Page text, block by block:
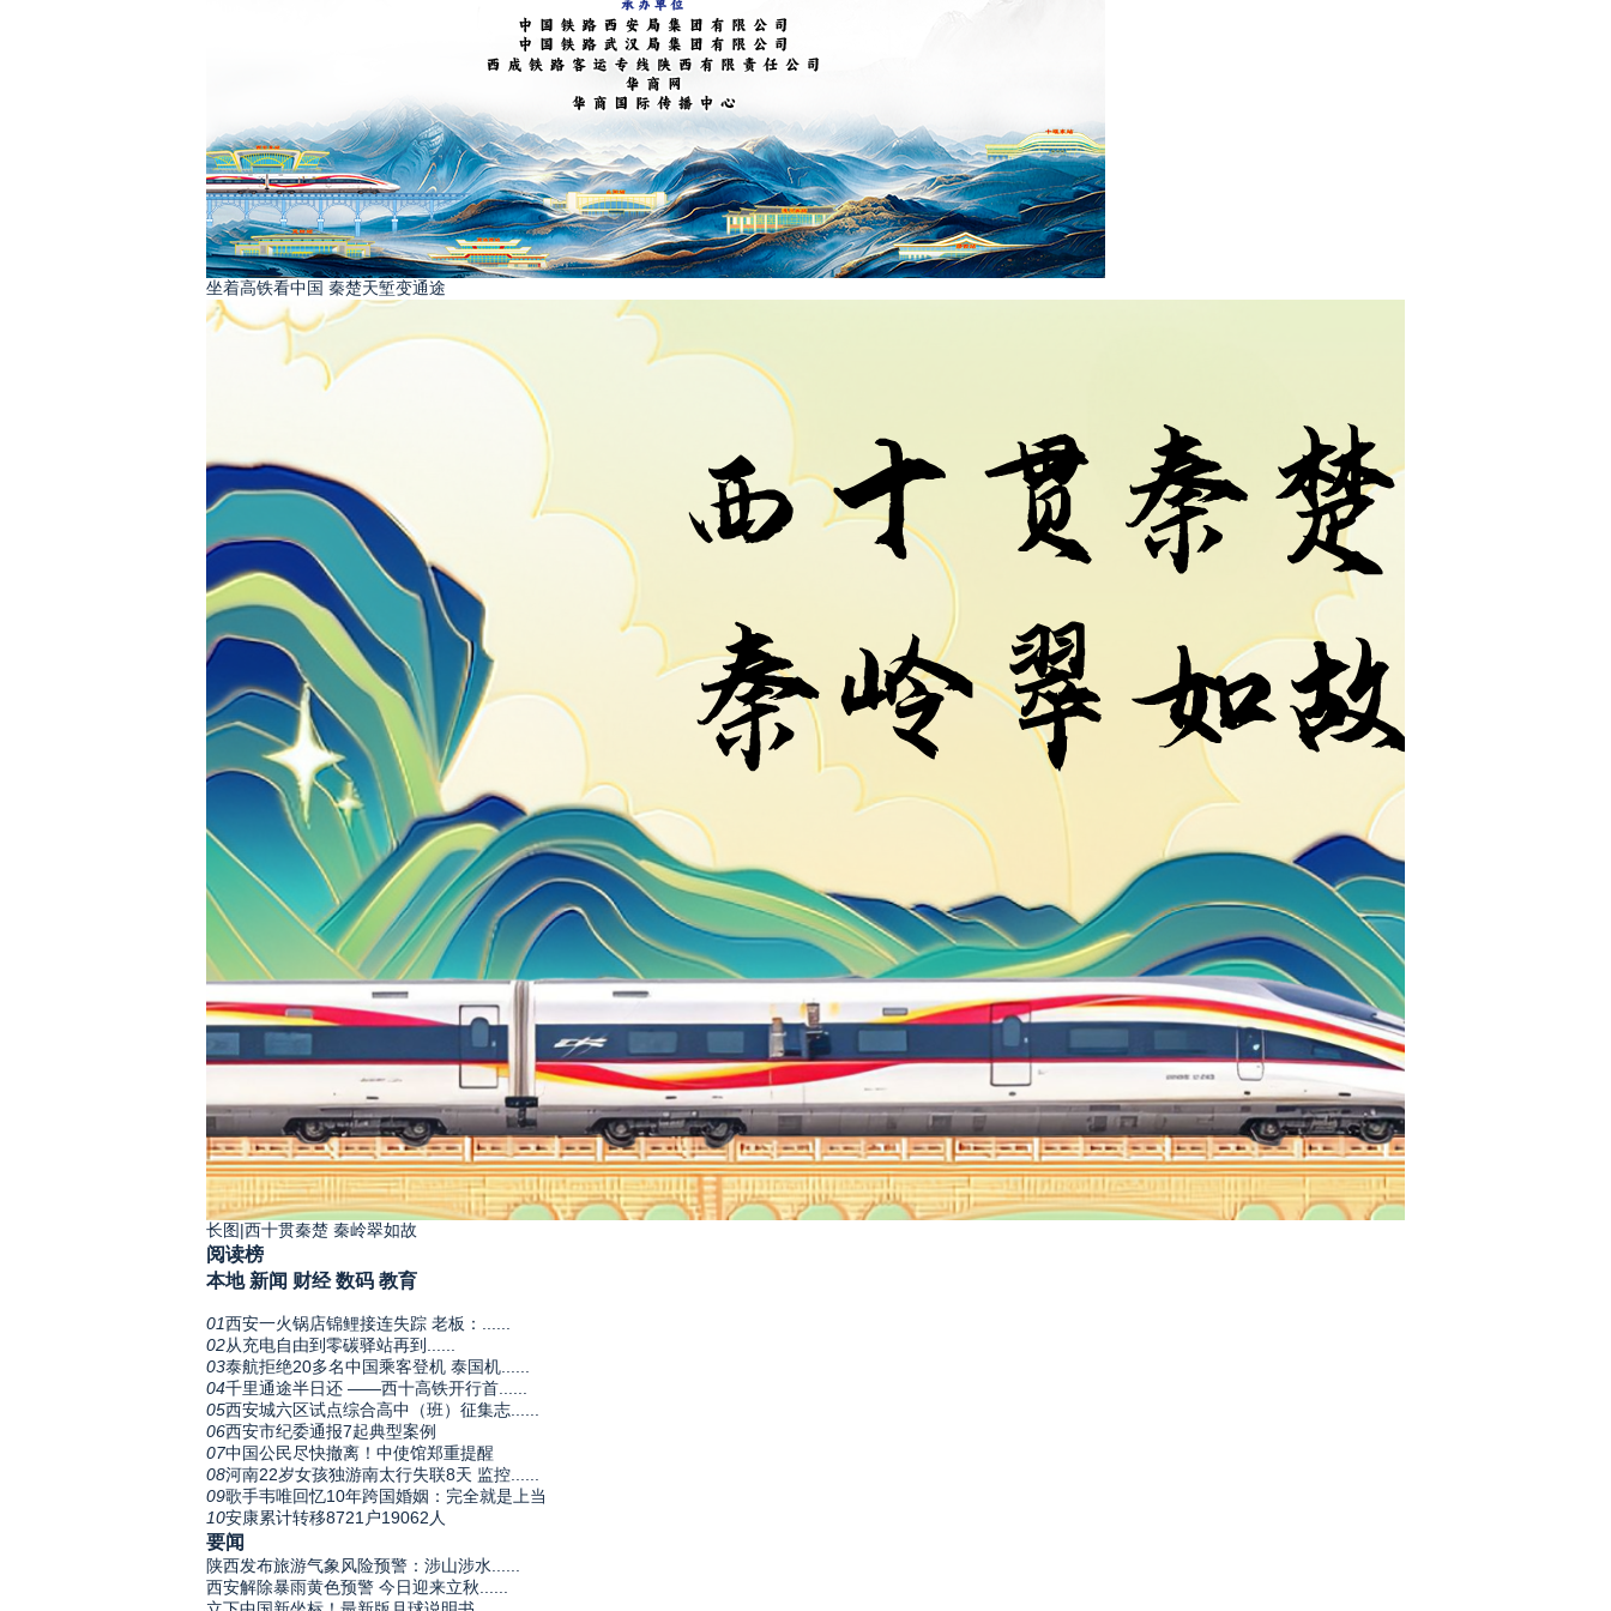
坐着高铁看中国 秦楚天堑变通途
长图|西十贯秦楚 秦岭翠如故
阅读榜
本地 新闻 财经 数码 教育
01西安一火锅店锦鲤接连失踪 老板：......
02从充电自由到零碳驿站再到......
03泰航拒绝20多名中国乘客登机 泰国机......
04千里通途半日还 ——西十高铁开行首......
05西安城六区试点综合高中（班）征集志......
06西安市纪委通报7起典型案例
07中国公民尽快撤离！中使馆郑重提醒
08河南22岁女孩独游南太行失联8天 监控......
09歌手韦唯回忆10年跨国婚姻：完全就是上当
10安康累计转移8721户19062人
要闻
陕西发布旅游气象风险预警：涉山涉水......
西安解除暴雨黄色预警 今日迎来立秋......